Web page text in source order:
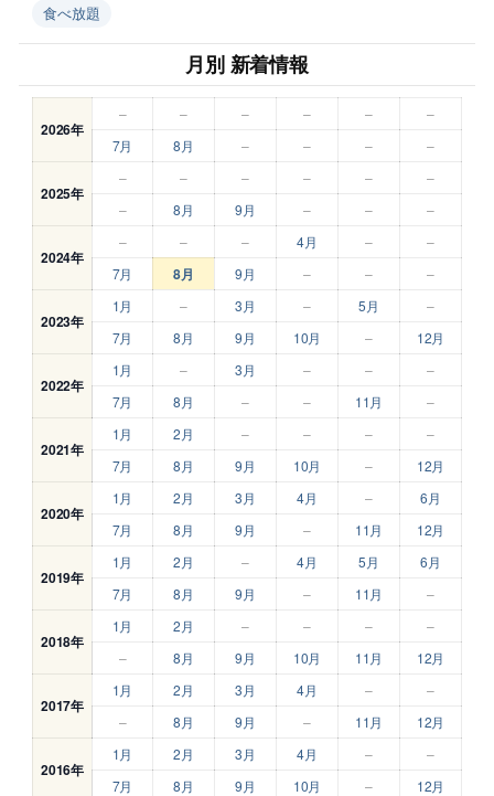
食べ放題
月別 新着情報
2026年
– – – – –
–
7月
8月 – – – –
2025年
– – – – –
–
–
8月 9月 – – –
2024年
– – – 4月 –
–
7月
8月 9月 – – –
2023年
1月 – 3月 – 5月
–
7月
8月 9月 10月 – 12月
2022年
1月 – 3月 – –
–
7月
8月 – – 11月 –
2021年
1月 2月 – – –
–
7月
8月 9月 10月 – 12月
2020年
1月 2月 3月 4月 –
6月
7月
8月 9月 – 11月 12月
2019年
1月 2月 – 4月 5月
6月
7月
8月 9月 – 11月 –
2018年
1月 2月 – – –
–
–
8月 9月 10月 11月 12月
2017年
1月 2月 3月 4月 –
–
–
8月 9月 – 11月 12月
2016年
1月 2月 3月 4月 –
–
7月
8月 9月 10月 – 12月